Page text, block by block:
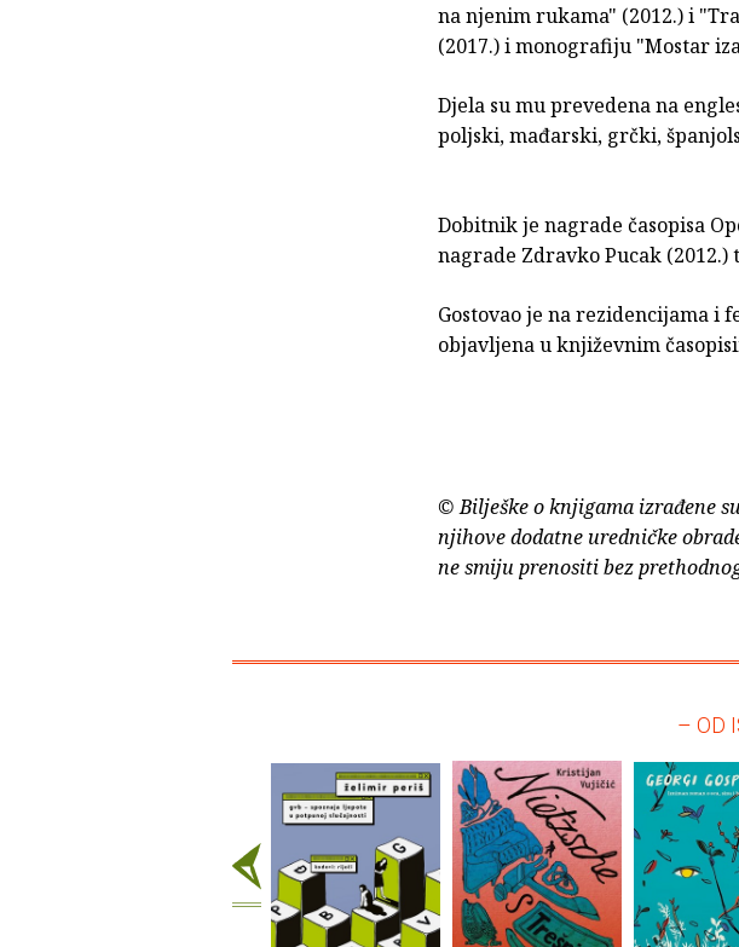
na njenim rukama" (2012.) i
(2017.) i monografiju "Mostar
Djela su mu prevedena na
poljski, mađarski, grčki,
Dobitnik je nagrade časopisa
nagrade Zdravko Pucak (2012.)
Gostovao je na rezidencijama i
objavljena u književnim
© Bilješke o knjigama izrađene
njihove dodatne uredničke
ne smiju prenositi bez
– OD